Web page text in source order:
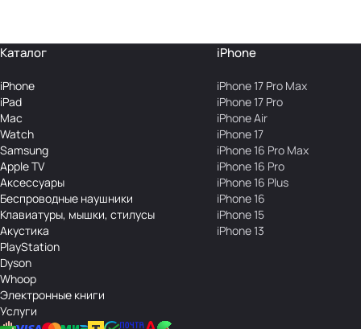
Каталог
iPhone
iPad
Mac
Watch
Samsung
Apple TV
Аксесcуары
Беcпроводные наушники
Клавиатуры, мышки, стилусы
Акустика
PlayStation
Dyson
Whoop
Электронные книги
Услуги
iPhone
iPhone 17 Pro Max
iPhone 17 Pro
iPhone Air
iPhone 17
iPhone 16 Pro Max
iPhone 16 Pro
iPhone 16 Plus
iPhone 16
iPhone 15
iPhone 13